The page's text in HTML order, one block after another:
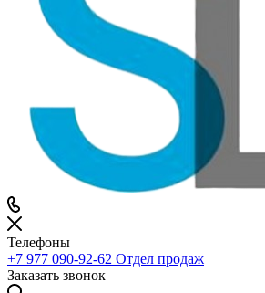
Телефоны
+7 977 090-92-62 Отдел продаж
Заказать звонок